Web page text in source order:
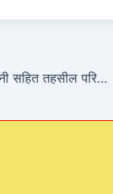
itt e
a*पाच दिन से अपनी पत्नी सहित तहसील परिसर में पीड़ित बैठा आमरण अनशन पर*